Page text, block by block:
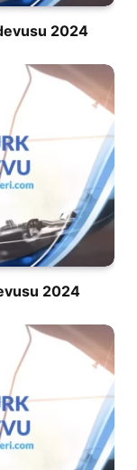
2024
2024